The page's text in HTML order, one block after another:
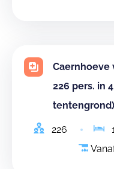
226 pers. in
tentengrond)
226